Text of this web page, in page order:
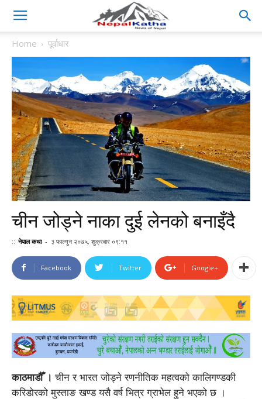
Home पूर्वाधार
चीन जोड्ने नाका दुई लेनको बनाइँदै
:: नेपाल कथा - ३ फाल्गुन २०७५, शुक्रबार ०९:११
Facebook Twitter Google+
काठमाडौँ ।चीन र भारत जोड्ने रणनीतिक महत्वको कालिगण्डकी
करिडोरको मुस्ताङ खण्ड यसै वर्ष भित्र ग्राभेल हुने भएको छ ।